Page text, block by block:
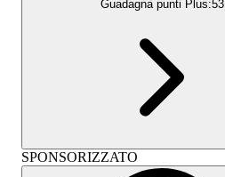
Guadagna punti Plus:53
SPONSORIZZATO